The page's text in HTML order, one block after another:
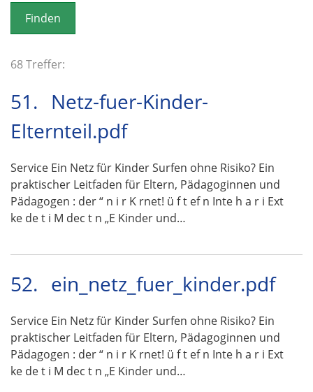
o
n
68 Treffer:
51. Netz-fuer-Kinder-
Elternteil.pdf
Service Ein Netz für Kinder Surfen ohne Risiko? Ein
praktischer Leitfaden für Eltern, Pädagoginnen und
Pädagogen : der “ n i r K rnet! ü f t ef n Inte h a r i Ext
ke de t i M dec t n „E Kinder und…
52. ein_netz_fuer_kinder.pdf
Service Ein Netz für Kinder Surfen ohne Risiko? Ein
praktischer Leitfaden für Eltern, Pädagoginnen und
Pädagogen : der “ n i r K rnet! ü f t ef n Inte h a r i Ext
ke de t i M dec t n „E Kinder und…